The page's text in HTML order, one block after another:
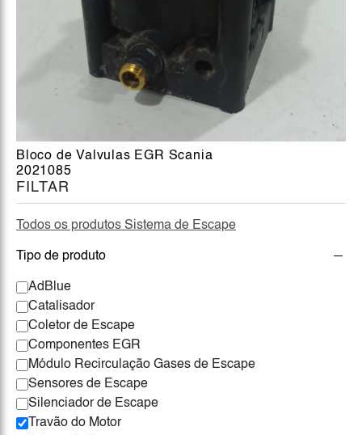
FILTAR
Todos os produtos Sistema de Escape
Tipo de produto
AdBlue
Catalisador
Coletor de Escape
Componentes EGR
Módulo Recirculação Gases de Escape
Sensores de Escape
Silenciador de Escape
Travão do Motor
Bloco de Valvulas EGR Scania
2021085